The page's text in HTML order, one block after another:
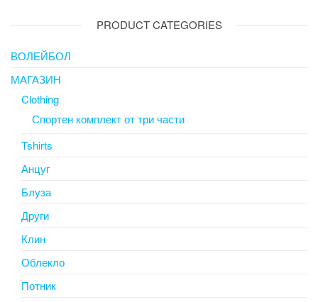
PRODUCT CATEGORIES
ВОЛЕЙБОЛ
МАГАЗИН
Clothing
Спортен комплект от три части
Tshirts
Анцуг
Блуза
Други
Клин
Облекло
Потник